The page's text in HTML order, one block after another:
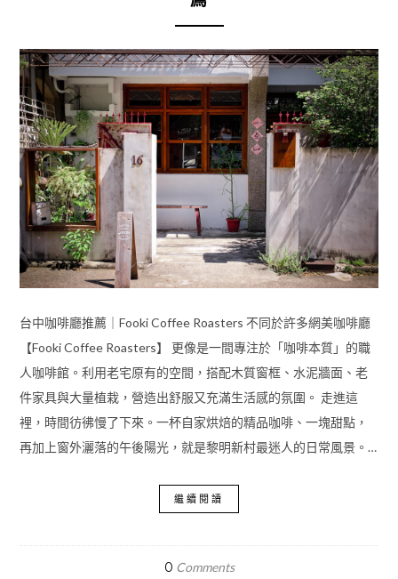
台中咖啡廳推薦｜Fooki Coffee Roasters 不同於許多網美咖啡廳
【Fooki Coffee Roasters】 更像是一間專注於「咖啡本質」的職
人咖啡館。利用老宅原有的空間，搭配木質窗框、水泥牆面、老
件家具與大量植栽，營造出舒服又充滿生活感的氛圍。 走進這
裡，時間彷彿慢了下來。一杯自家烘焙的精品咖啡、一塊甜點，
再加上窗外灑落的午後陽光，就是黎明新村最迷人的日常風景。…
繼續閱讀
0 Comments